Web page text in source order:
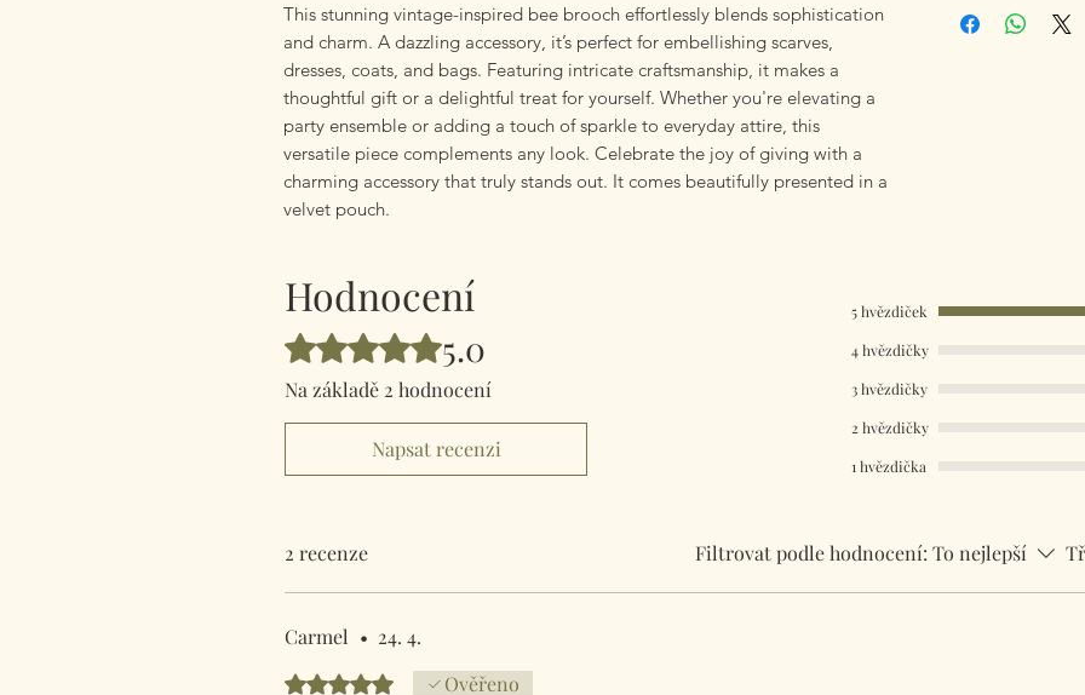
This stunning vintage-inspired bee brooch effortlessly blends sophistication
and charm. A dazzling accessory, it’s perfect for embellishing scarves,
dresses, coats, and bags. Featuring intricate craftsmanship, it makes a
thoughtful gift or a delightful treat for yourself. Whether you're elevating a
party ensemble or adding a touch of sparkle to everyday attire, this
versatile piece complements any look. Celebrate the joy of giving with a
charming accessory that truly stands out. It comes beautifully presented in a
velvet pouch.
Hodnocení
Hodnoceno 5 z 5 hvězdiček.
5.0
Na základě 2 hodnocení
Napsat recenzi
5 hvězdiček
4 hvězdičky
3 hvězdičky
2 hvězdičky
1 hvězdička
2 recenze Filtrovat podle hodnocení: To nejlepší
Carmel • 24. 4.
Hodnoceno 5 z 5 hvězdiček.
Ověřeno